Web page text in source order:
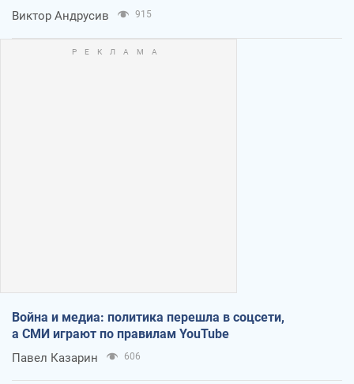
Виктор Андрусив 915
Война и медиа: политика перешла в соцсети,
а СМИ играют по правилам YouTube
Павел Казарин 606